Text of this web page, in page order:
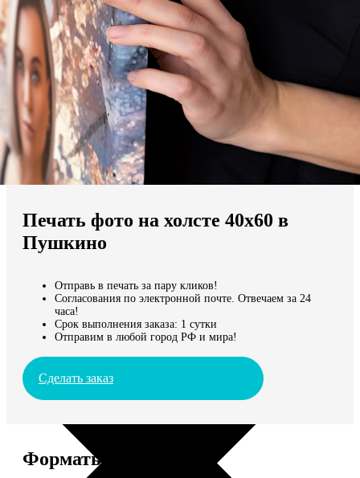
Мы доставляем по всему миру
Продолжить без города
Печать фото на холсте 40х60 в
Пушкино
Отправь в печать за пару кликов!
Согласования по электронной почте. Отвечаем за 24
часа!
Срок выполнения заказа: 1 сутки
Отправим в любой город РФ и мира!
Сделать заказ
Форматы и цены